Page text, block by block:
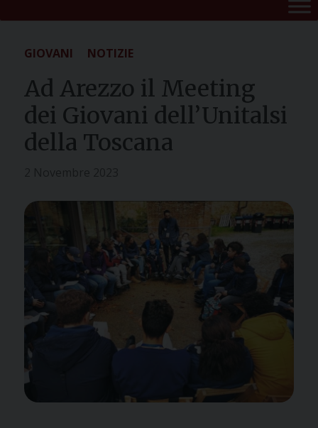
GIOVANI NOTIZIE
Ad Arezzo il Meeting
dei Giovani dell’Unitalsi
della Toscana